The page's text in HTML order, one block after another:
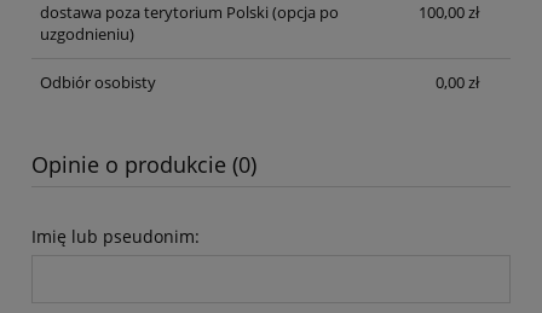
dostawa poza terytorium Polski (opcja po
uzgodnieniu)
100,00 zł
Odbiór osobisty 0,00 zł
Opinie o produkcie (0)
Imię lub pseudonim: